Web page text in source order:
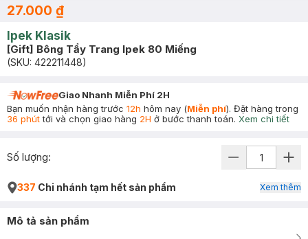
27.000 ₫
Ipek Klasik
[Gift] Bông Tẩy Trang Ipek 80 Miếng
(SKU: 422211448)
Giao Nhanh Miễn Phí 2H
Bạn muốn nhận hàng trước 12h hôm nay (Miễn phí). Đặt hàng trong
36 phúttới và chọn giao hàng 2H ở bước thanh toán. Xem chi tiết
Số lượng:
337 Chi nhánh tạm hết sản phẩm Xem thêm
Mô tả sản phẩm